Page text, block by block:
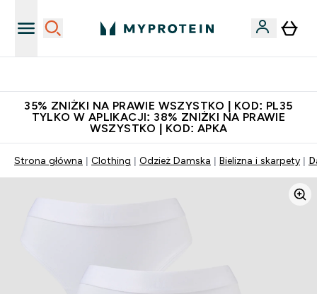
35% ZNIŻKI NA PRAWIE WSZYSTKO | KOD: PL35
TYLKO W APLIKACJI: 38% ZNIŻKI NA PRAWIE
WSZYSTKO | KOD: APKA
Strona główna Clothing Odzież Damska Bielizna i skarpety